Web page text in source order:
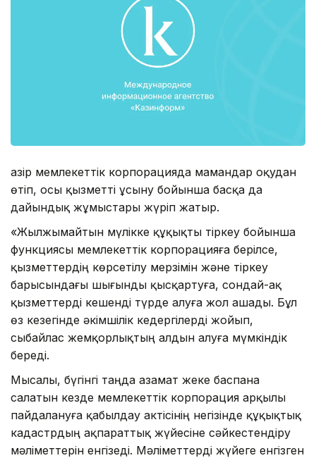
Қазір мемлекеттік корпорацияда мамандар оқудан
өтіп, осы қызметті ұсыну бойынша басқа да
дайындық жұмыстары жүріп жатыр.
«Жылжымайтын мүлікке құқықты тіркеу бойынша
функциясы мемлекеттік корпорацияға берілсе,
қызметтердің көрсетілу мерзімін және тіркеу
барысындағы шығынды қысқартуға, сондай-ақ
қызметтерді кешенді түрде алуға жол ашады. Бұл
өз кезегінде әкімшілік кедергілерді жойып,
сыбайлас жемқорлықтың алдын алуға мүмкіндік
береді.
Мысалы, бүгінгі таңда азамат жеке баспана
салатын кезде мемлекеттік корпорация арқылы
пайдалануға қабылдау актісінің негізінде құқықтық
кадастрдың ақпараттық жүйесіне сәйкестендіру
мәліметтерін енгізеді. Мәліметтерді жүйеге енгізген